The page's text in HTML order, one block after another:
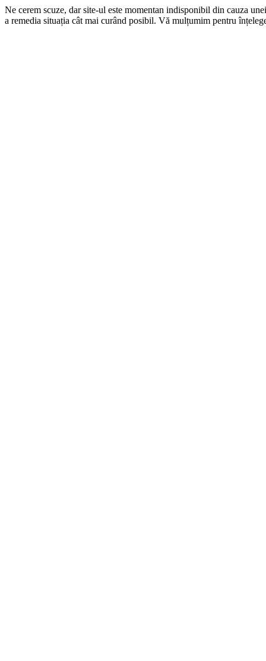
Ne cerem scuze, dar site-ul este momentan indisponibil din cauza
a remedia situația cât mai curând posibil. Vă mulțumim pentru